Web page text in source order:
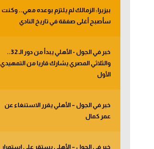
بيزيرا: الزمالك لم يلتزم بوعده معي.. وكنت
سأصبح أغلى صفقة في تاريخ النادي
خبر في الجول - الأهلي يبدأ من دور الـ 32..
والثلاثي المصري يشارك قاريا من التمهيدي
الأول
خبر في الجول – الأهلي يقرر الاستنغاء عن
عمر كمال
خبر في الجول – الأهلي يستقر على استمرار